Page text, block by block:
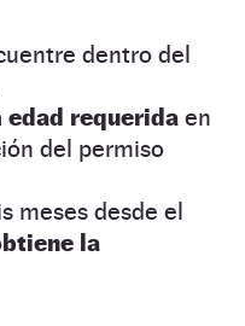
dentro del
edad requerida en
del permiso
meses desde el
la